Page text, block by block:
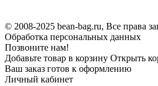
© 2008-2025 bean-bag.ru, Все права
Обработка персональных данных
Позвоните нам!
Добавьте товар в корзину Открыть
Ваш заказ готов к оформлению
Личный кабинет